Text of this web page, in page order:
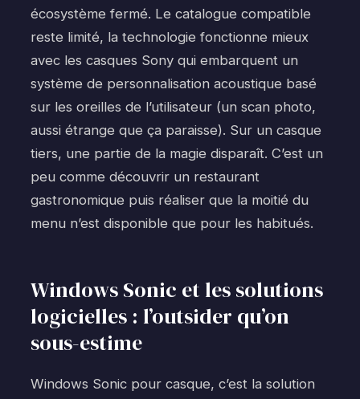
écosystème fermé. Le catalogue compatible
reste limité, la technologie fonctionne mieux
avec les casques Sony qui embarquent un
système de personnalisation acoustique basé
sur les oreilles de l’utilisateur (un scan photo,
aussi étrange que ça paraisse). Sur un casque
tiers, une partie de la magie disparaît. C’est un
peu comme découvrir un restaurant
gastronomique puis réaliser que la moitié du
menu n’est disponible que pour les habitués.
Windows Sonic et les solutions
logicielles : l’outsider qu’on
sous-estime
Windows Sonic pour casque, c’est la solution